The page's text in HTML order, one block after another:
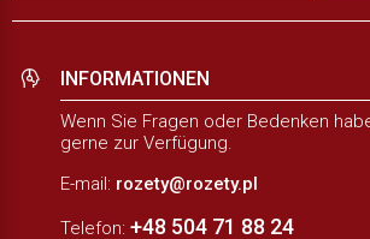
INFORMATIONEN
Wenn Sie Fragen oder Bedenken
gerne zur Verfügung.
E-mail: rozety@rozety.pl
Telefon: +48 504 71 88 24